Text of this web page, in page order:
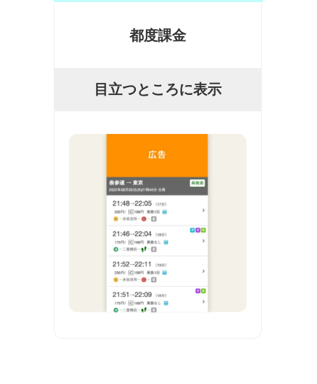
都度課金
目立つところに表示